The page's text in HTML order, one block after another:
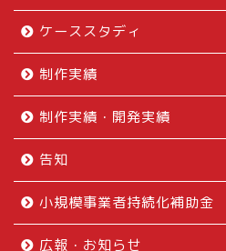
ケーススタディ
制作実績
制作実績・開発実績
告知
小規模事業者持続化補助金
広報・お知らせ